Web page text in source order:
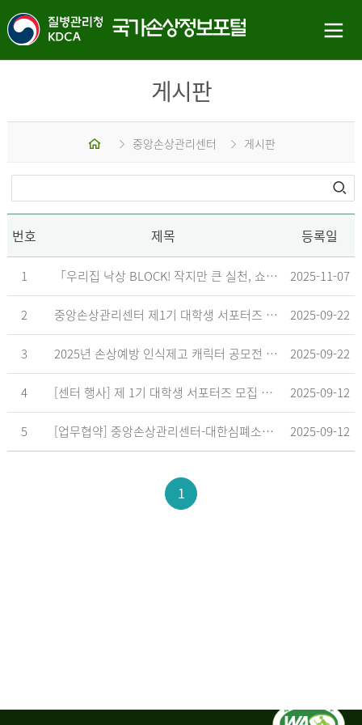
게시판
중앙손상관리센터 게시판
번호 제목 등록일
1 「우리집 낙상 BLOCK! 작지만 큰 실천, 쇼츠 챌린지」 수상작 발표 2025-11-07
2 중앙손상관리센터 제1기 대학생 서포터즈 합격자 발표 2025-09-22
3 2025년 손상예방 인식제고 캐릭터 공모전 결과발표 지연 안내 2025-09-22
4 [센터 행사] 제 1기 대학생 서포터즈 모집 공고 2025-09-12
5 [업무협약] 중앙손상관리센터-대한심폐소생협회, 학교현장 CPR 교육 확대 위한 업무협약 체결 2025-09-12
1